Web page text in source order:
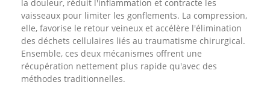
la douleur, réduit l'inflammation et contracte les
vaisseaux pour limiter les gonflements. La compression,
elle, favorise le retour veineux et accélère l'élimination
des déchets cellulaires liés au traumatisme chirurgical.
Ensemble, ces deux mécanismes offrent une
récupération nettement plus rapide qu'avec des
méthodes traditionnelles.